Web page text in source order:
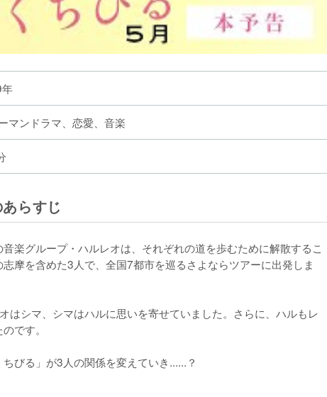
マンドラマ、恋愛、音楽
らすじ
楽グループ・ハルレオは、それぞれの道を歩むために解散するこ
摩を含めた3人で、全国7都市を巡るさよならツアーに出発しま
はシマ、シマはハルに思いを寄せていました。さらに、ハルもレ
です。
びる」が3人の関係を変えていき......？